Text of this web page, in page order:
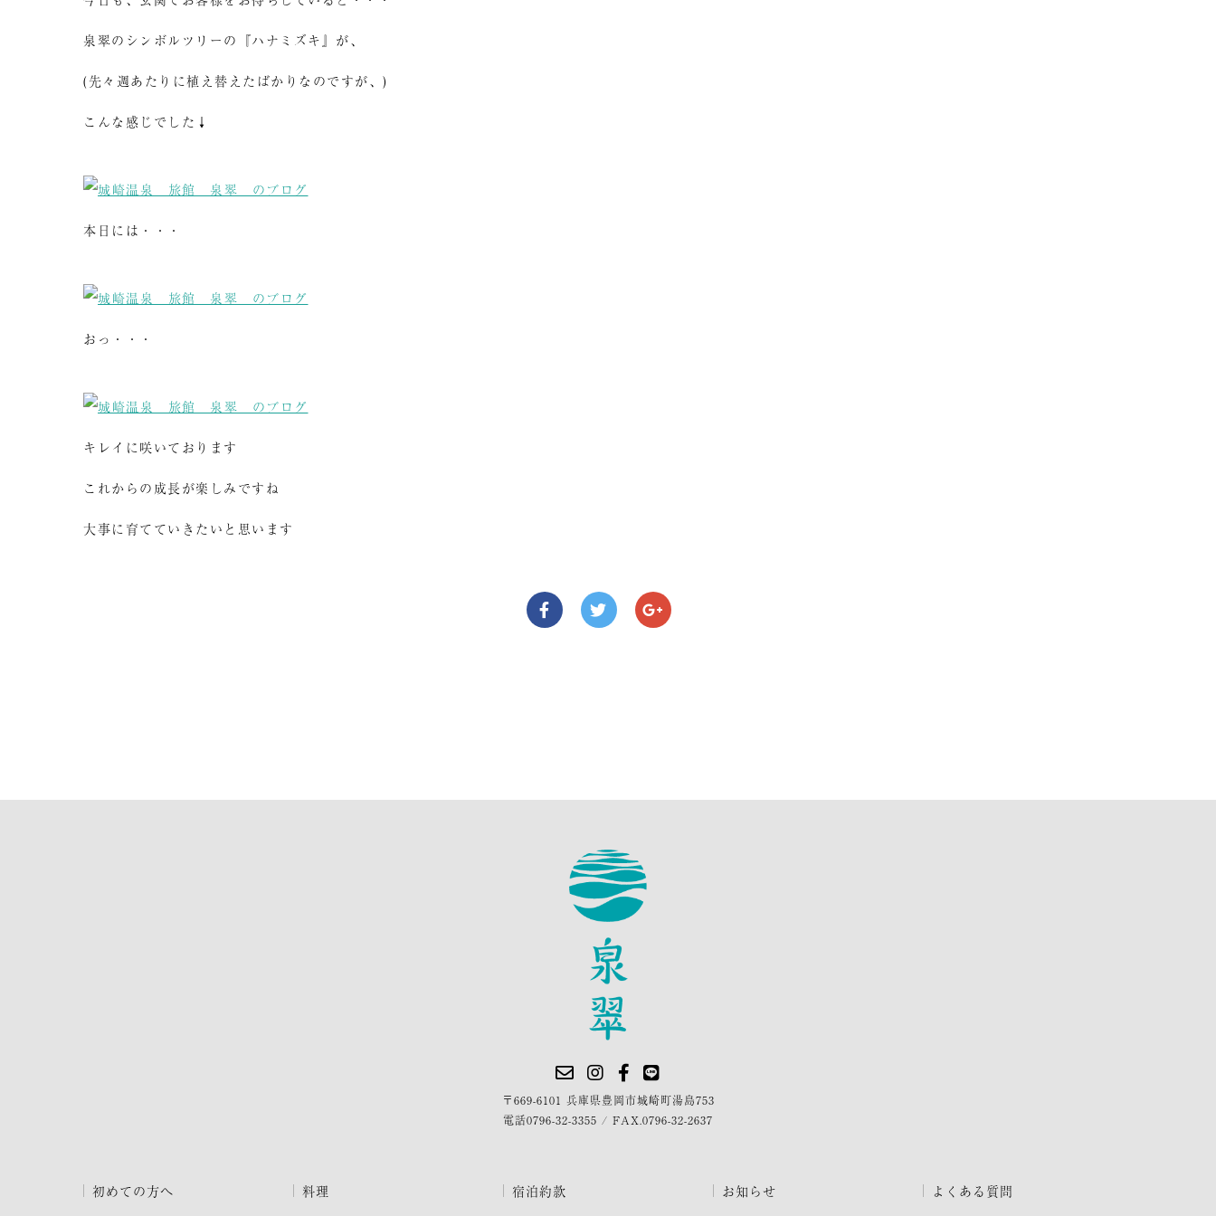
泉翠のシンボルツリーの『ハナミズキ』が、
(先々週あたりに植え替えたばかりなのですが、)
こんな感じでした↓
本日には・・・
おっ・・・
キレイに咲いております
これからの成長が楽しみですね
大事に育てていきたいと思います
〒669-6101 兵庫県豊岡市城崎町湯島753
電話0796-32-3355 / FAX.0796-32-2637
初めての方へ 料理 宿泊約款 お知らせ よくある質問